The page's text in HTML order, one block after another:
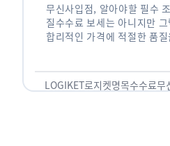
무신사입점, 알아야할 필수
질수수료 보세는 아니지만
합리적인 가격에 적절한 품
LOGIKET로지켓명목수수료무